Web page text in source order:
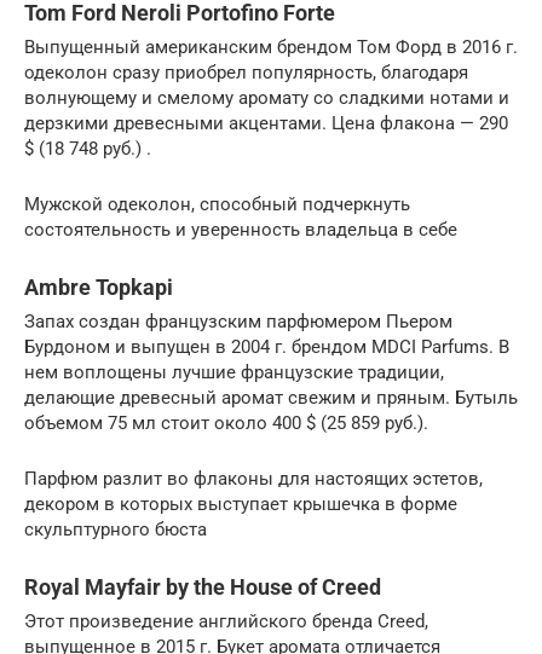
Tom Ford Neroli Portofino Forte
Выпущенный американским брендом Том Форд в 2016 г.
одеколон сразу приобрел популярность, благодаря
волнующему и смелому аромату со сладкими нотами и
дерзкими древесными акцентами. Цена флакона — 290
$ (18 748 руб.) .
Мужской одеколон, способный подчеркнуть
состоятельность и уверенность владельца в себе
Ambre Topkapi
Запах создан французским парфюмером Пьером
Бурдоном и выпущен в 2004 г. брендом MDCI Parfums. В
нем воплощены лучшие французские традиции,
делающие древесный аромат свежим и пряным. Бутыль
объемом 75 мл стоит около 400 $ (25 859 руб.).
Парфюм разлит во флаконы для настоящих эстетов,
декором в которых выступает крышечка в форме
скульптурного бюста
Royal Mayfair by the House of Creed
Этот произведение английского бренда Creed,
выпущенное в 2015 г. Букет аромата отличается